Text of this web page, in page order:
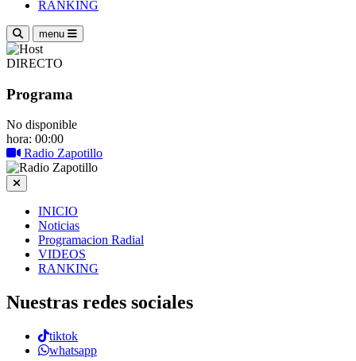
RANKING
menu
DIRECTO
Programa
No disponible
hora: 00:00
Radio Zapotillo
INICIO
Noticias
Programacion Radial
VIDEOS
RANKING
Nuestras redes sociales
tiktok
whatsapp